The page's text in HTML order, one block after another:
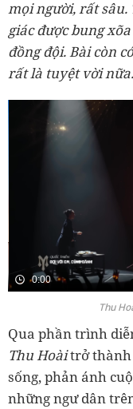
mọi người, rất sâu.
giác được bung
đồng đội. Bài còn
rất là tuyệt vời
0:00
Thu
Qua phần trình
Thu Hoàitrở thành
sống, phản ánh
những ngư dân